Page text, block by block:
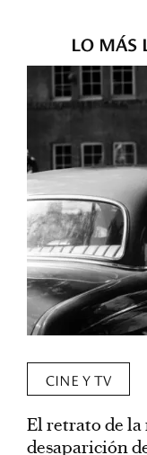
LO MÁS
CINE Y TV
El retrato de la
desaparición